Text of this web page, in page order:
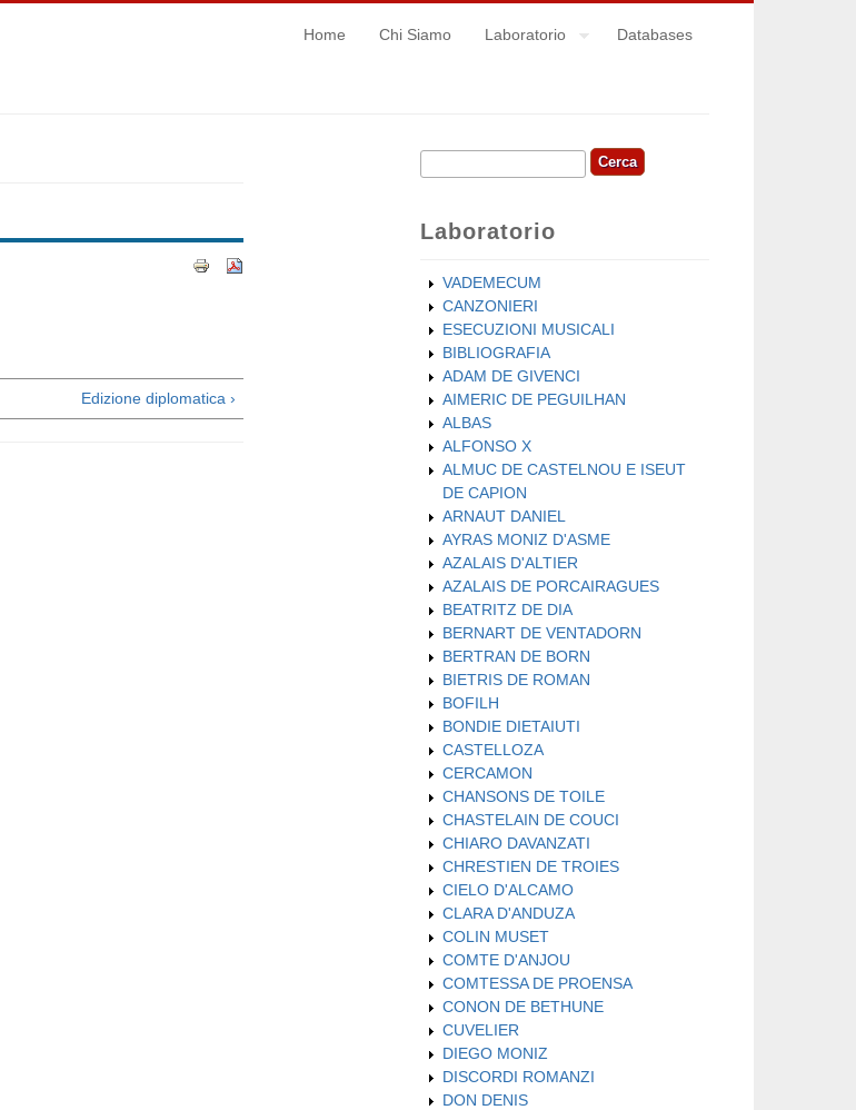
Home Chi Siamo Laboratorio Databases
Edizione diplomatica ›
Form di ricerca
Cerca
Laboratorio
VADEMECUM
CANZONIERI
ESECUZIONI MUSICALI
BIBLIOGRAFIA
ADAM DE GIVENCI
AIMERIC DE PEGUILHAN
ALBAS
ALFONSO X
ALMUC DE CASTELNOU E ISEUT
DE CAPION
ARNAUT DANIEL
AYRAS MONIZ D'ASME
AZALAIS D'ALTIER
AZALAIS DE PORCAIRAGUES
BEATRITZ DE DIA
BERNART DE VENTADORN
BERTRAN DE BORN
BIETRIS DE ROMAN
BOFILH
BONDIE DIETAIUTI
CASTELLOZA
CERCAMON
CHANSONS DE TOILE
CHASTELAIN DE COUCI
CHIARO DAVANZATI
CHRESTIEN DE TROIES
CIELO D'ALCAMO
CLARA D'ANDUZA
COLIN MUSET
COMTE D'ANJOU
COMTESSA DE PROENSA
CONON DE BETHUNE
CUVELIER
DIEGO MONIZ
DISCORDI ROMANZI
DON DENIS